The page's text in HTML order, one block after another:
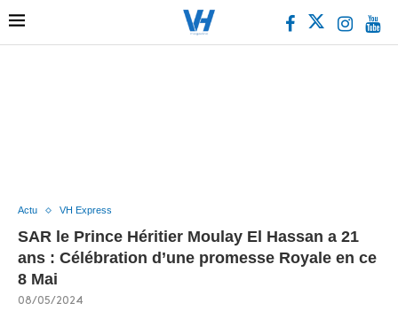
Actu VH Express
SAR le Prince Héritier Moulay El Hassan a 21
ans : Célébration d’une promesse Royale en ce
8 Mai
08/05/2024